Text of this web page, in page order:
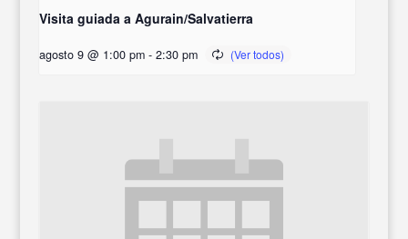
Visita guiada a Agurain/Salvatierra
agosto 9 @ 1:00 pm - 2:30 pm